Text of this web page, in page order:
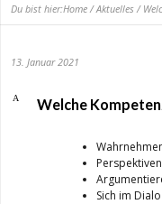
Du bist hier:Home/Aktuelles/
13. Januar 2021
A Welche
Sich im